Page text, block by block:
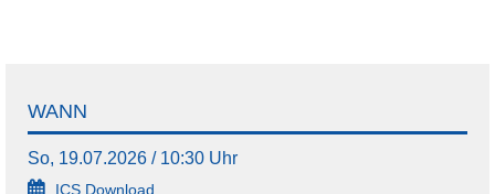
WANN
So, 19.07.2026 / 10:30 Uhr
ICS Download